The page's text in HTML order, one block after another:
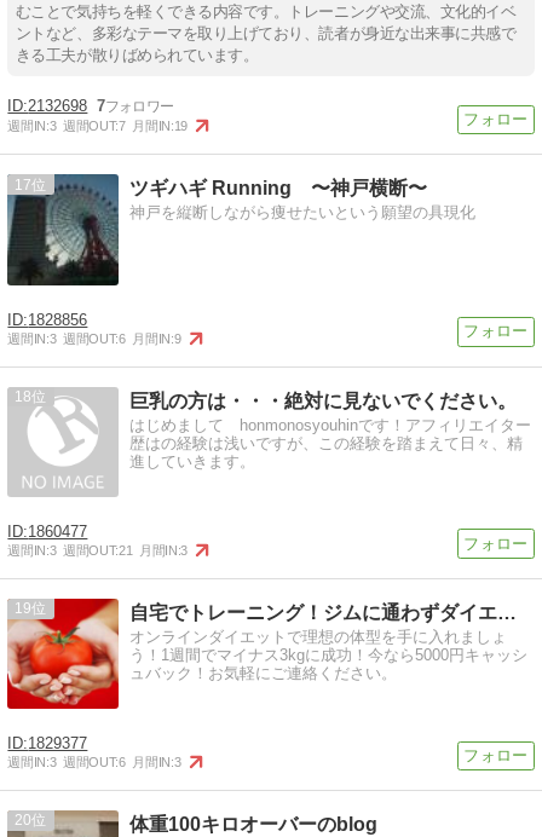
むことで気持ちを軽くできる内容です。トレーニングや交流、文化的イベ
ントなど、多彩なテーマを取り上げており、読者が身近な出来事に共感で
きる工夫が散りばめられています。
2132698 7
週間IN:3 週間OUT:7 月間IN:19
17 ツギハギ Running 〜神戸横断〜
神戸を縦断しながら痩せたいという願望の具現化
1828856
週間IN:3 週間OUT:6 月間IN:9
18 巨乳の方は・・・絶対に見ないでください。
はじめまして honmonosyouhinです！アフィリエイター
歴はの経験は浅いですが、この経験を踏まえて日々、精
進していきます。
1860477
週間IN:3 週間OUT:21 月間IN:3
19 自宅でトレーニング！ジムに通わずダイエット！！
オンラインダイエットで理想の体型を手に入れましょ
う！1週間でマイナス3kgに成功！今なら5000円キャッシ
ュバック！お気軽にご連絡ください。
1829377
週間IN:3 週間OUT:6 月間IN:3
20 体重100キロオーバーのblog